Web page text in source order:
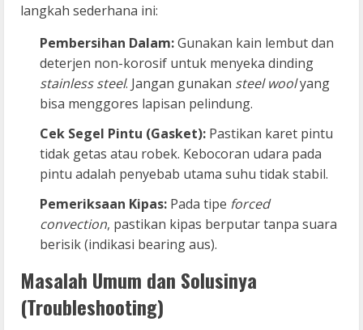
langkah sederhana ini:
Pembersihan Dalam:Gunakan kain lembut dan
deterjen non-korosif untuk menyeka dinding
stainless steel. Jangan gunakan steel woolyang
bisa menggores lapisan pelindung.
Cek Segel Pintu (Gasket): Pastikan karet pintu
tidak getas atau robek. Kebocoran udara pada
pintu adalah penyebab utama suhu tidak stabil.
Pemeriksaan Kipas: Pada tipe forced
convection, pastikan kipas berputar tanpa suara
berisik (indikasi bearing aus).
Masalah Umum dan Solusinya
(Troubleshooting)